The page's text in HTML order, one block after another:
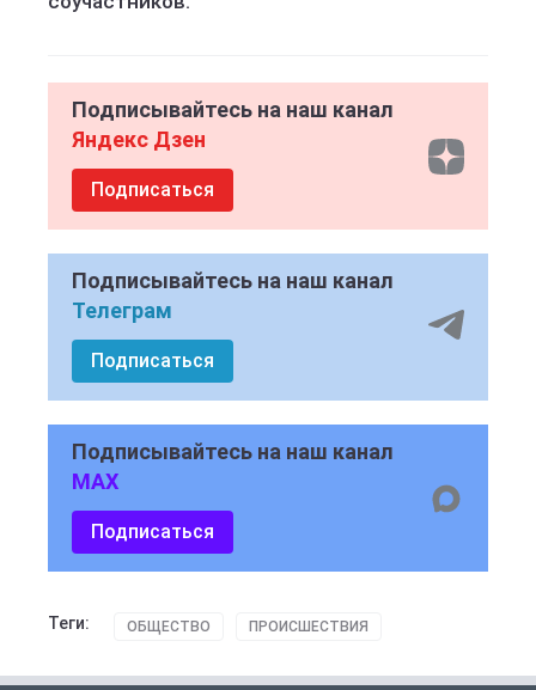
Подписывайтесь на наш канал
Яндекс Дзен
Подписаться
Подписывайтесь на наш канал
Телеграм
Подписаться
Подписывайтесь на наш канал
MAX
Подписаться
Теги: ОБЩЕСТВО ПРОИСШЕСТВИЯ